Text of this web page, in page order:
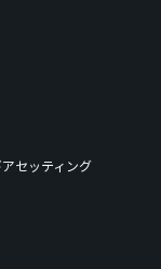
セッティング